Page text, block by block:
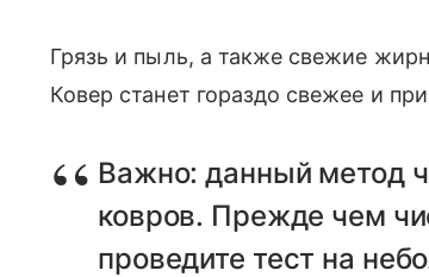
Грязь и пыль, а также свежие
Ковер станет гораздо свежее и
Важно: данный метод
ковров. Прежде чем
проведите тест на